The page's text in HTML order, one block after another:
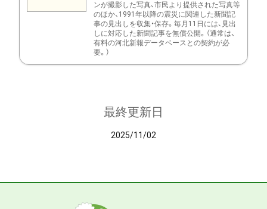
ンが撮影した写真、市民より提供された写真等
のほか、1991年以降の震災に関連した新聞記
事の見出しを収集・保存。毎月11日には、見出
しに対応した新聞記事を無償公開。（通常は、
有料の河北新報データベースとの契約が必
要。）
最終更新日
2025/11/02